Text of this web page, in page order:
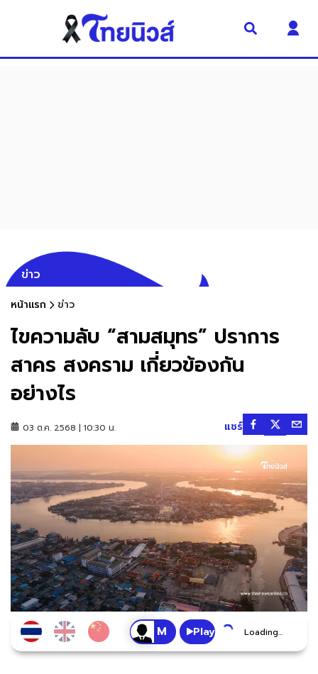
ข่าว
หน้าแรก ข่าว
ไขความลับ “สามสมุทร” ปราการ
สาคร สงคราม เกี่ยวข้องกัน
อย่างไร
03 ต.ค. 2568 | 10:30 น. แชร์
Play Loading...